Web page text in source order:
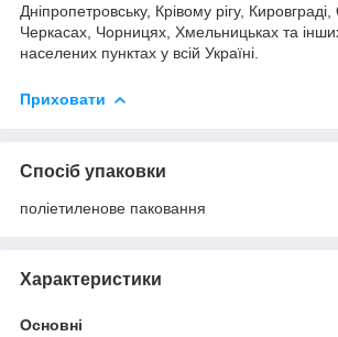
Дніпропетровську, Крівому рігу, Кировграді,
Черкасах, Чорницях, Хмельницьках та
населених пунктах у всій Україні.
Приховати
Спосіб упаковки
поліетиленове паковання
Характеристики
Основні